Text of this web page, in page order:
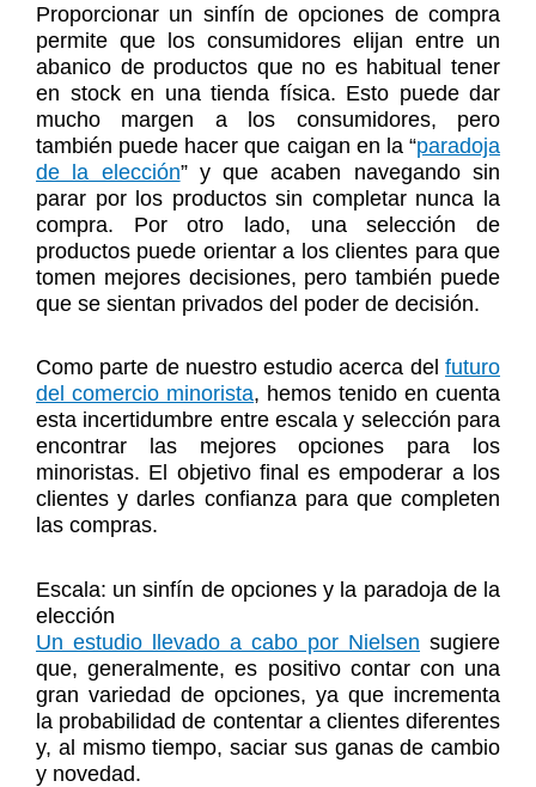
Proporcionar un sinfín de opciones de compra
permite que los consumidores elijan entre un
abanico de productos que no es habitual tener
en stock en una tienda física. Esto puede dar
mucho margen a los consumidores, pero
también puede hacer que caigan en la “paradoja
de la elección” y que acaben navegando sin
parar por los productos sin completar nunca la
compra. Por otro lado, una selección de
productos puede orientar a los clientes para que
tomen mejores decisiones, pero también puede
que se sientan privados del poder de decisión.
Como parte de nuestro estudio acerca del futuro
del comercio minorista, hemos tenido en cuenta
esta incertidumbre entre escala y selección para
encontrar las mejores opciones para los
minoristas. El objetivo final es empoderar a los
clientes y darles confianza para que completen
las compras.
Escala: un sinfín de opciones y la paradoja de la
elección
Un estudio llevado a cabo por Nielsen sugiere
que, generalmente, es positivo contar con una
gran variedad de opciones, ya que incrementa
la probabilidad de contentar a clientes diferentes
y, al mismo tiempo, saciar sus ganas de cambio
y novedad.